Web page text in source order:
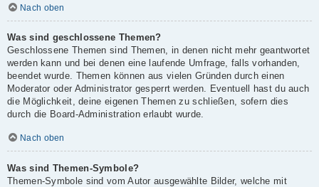
Nach oben
Was sind geschlossene Themen?
Geschlossene Themen sind Themen, in denen nicht mehr geantwortet
werden kann und bei denen eine laufende Umfrage, falls vorhanden,
beendet wurde. Themen können aus vielen Gründen durch einen
Moderator oder Administrator gesperrt werden. Eventuell hast du auch
die Möglichkeit, deine eigenen Themen zu schließen, sofern dies
durch die Board-Administration erlaubt wurde.
Nach oben
Was sind Themen-Symbole?
Themen-Symbole sind vom Autor ausgewählte Bilder, welche mit